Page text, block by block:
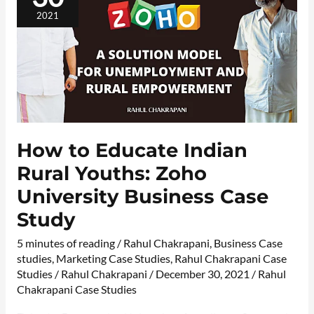
2021
How to Educate Indian
Rural Youths: Zoho
University Business Case
Study
5 minutes of reading/ Rahul Chakrapani, Business Case
studies, Marketing Case Studies, Rahul Chakrapani Case
Studies/ Rahul Chakrapani / December 30, 2021 / Rahul
Chakrapani Case Studies
YOUTHS:
ZOHO
UNIVERSITY
CASE
STUDY